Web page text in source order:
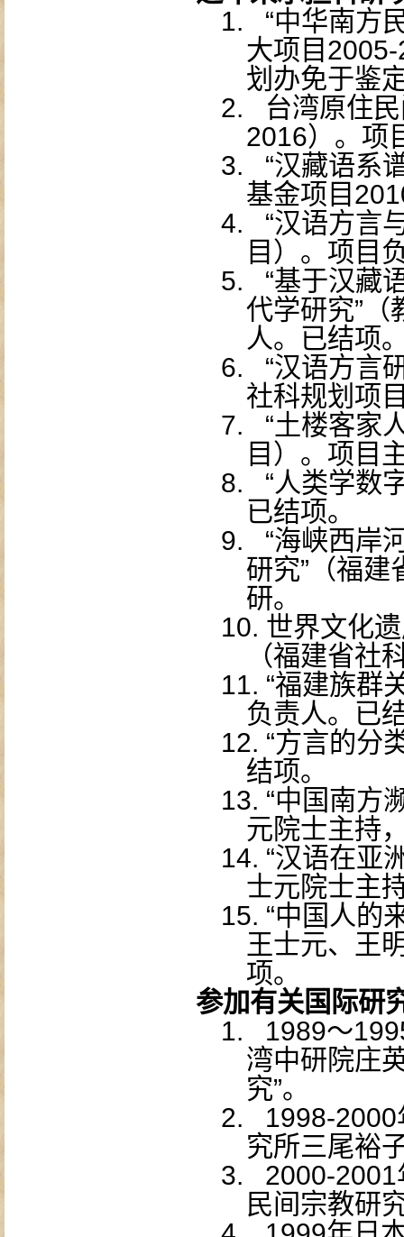
1.
“中华南方
大项目
划办免于鉴
2.
台湾原住
2016）。项
3.
“汉藏语系
基金项目
4.
“汉语方言
目）。项目
5.
“基于汉藏
代学研究”（
人。已结项
6.
“汉语方言
社科规划项
7.
“土楼客家
目）。项目
8.
“人类学数
已结项。
9.
“海峡西岸
研究”（福
研。
10. 世界文化
（福建省社
11. “福建族群
负责人。已
12. “方言的分
结项。
13. “中国南方
元院士主持
14. “汉语在亚
士元院士主
15. “中国人的
王士元、王
项。
参加有关国际研
1.
1989～
湾中研院庄
究”。
2.
1998-2000
究所三尾裕
3.
2000-2001
民间宗教研